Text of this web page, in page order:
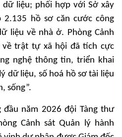
liệu; phối hợp với Sở xây
2.135 hồ sơ căn cước công
liệu về nhà ở. Phòng Cảnh
về trật tự xã hội đã tích cực
nghệ thông tin, triển khai
dữ liệu, số hoá hồ sơ tài liệu
sống”.
năm 2026 đội Tàng thư
Cảnh sát Quản lý hành